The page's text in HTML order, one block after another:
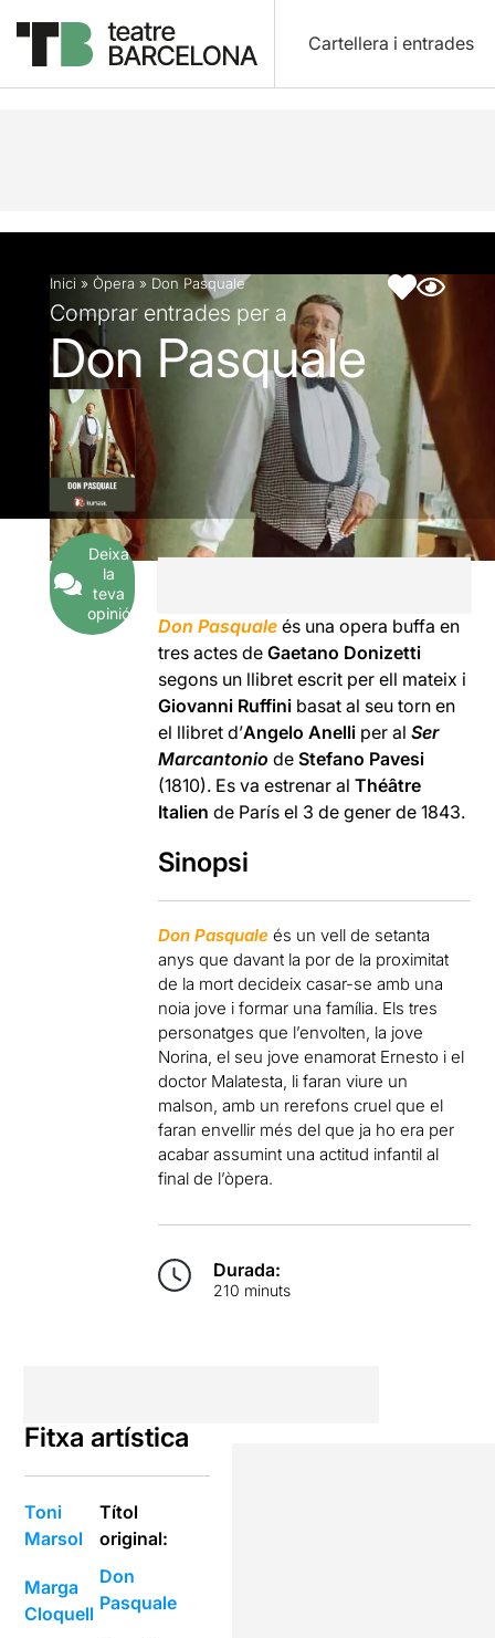
Cartellera i entrades
Descripció Fitxa artística Articles
Inici » Òpera » Don Pasquale
Comprar entrades per a
Don Pasquale
Deixa
la
teva
opinió
Don Pasquale és una opera buffa en
tres actes deGaetano Donizetti
segons un llibret escrit per ell mateix i
Giovanni Ruffini basat al seu torn en
el llibret d’Angelo Anelli per alSer
Marcantonio deStefano Pavesi
(1810). Es va estrenar alThéâtre
Italien de París el 3 de gener de 1843.
Sinopsi
Don Pasquale és un vell de setanta
anys que davant la por de la proximitat
de la mort decideix casar-se amb una
noia jove i formar una família. Els tres
personatges que l’envolten, la jove
Norina, el seu jove enamorat Ernesto i el
doctor Malatesta, li faran viure un
malson, amb un rerefons cruel que el
faran envellir més del que ja ho era per
acabar assumint una actitud infantil al
final de l’òpera.
Durada:
210 minuts
Fitxa artística
Toni
Marsol
Marga
Cloquell
Títol
original:
Don
Pasquale